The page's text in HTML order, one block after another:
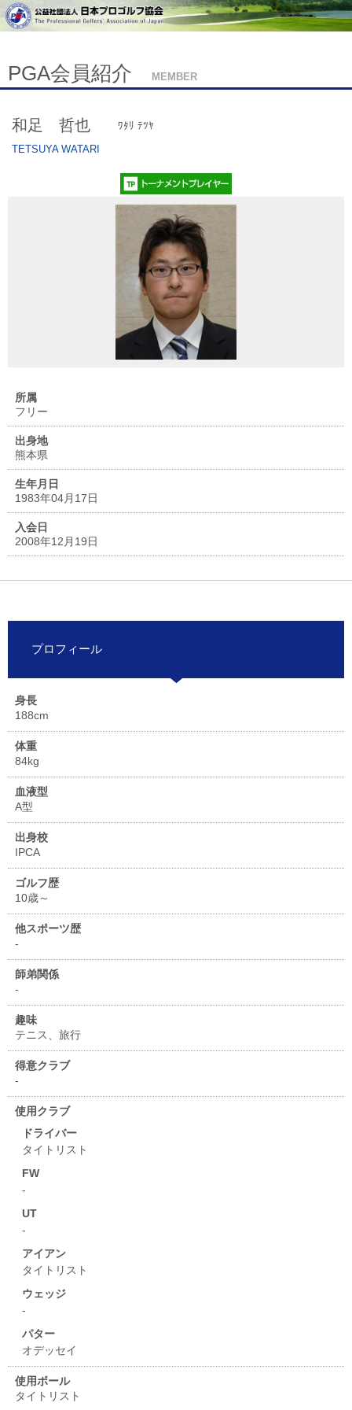
PGA会員紹介 MEMBER
和足 哲也
ﾜﾀﾘ ﾃﾂﾔ
TETSUYA WATARI
所属
フリー
出身地
熊本県
生年月日
1983年04月17日
入会日
2008年12月19日
プロフィール
身長
188cm
体重
84kg
血液型
A型
出身校
IPCA
ゴルフ歴
10歳～
他スポーツ歴
-
師弟関係
-
趣味
テニス、旅行
得意クラブ
-
使用クラブ
ドライバー
タイトリスト
FW
-
UT
-
アイアン
タイトリスト
ウェッジ
-
パター
オデッセイ
使用ボール
タイトリスト